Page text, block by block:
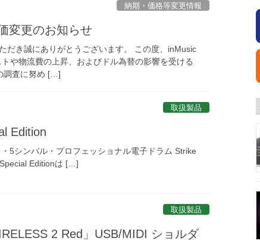
納期・価格等変更情報
変更のお知らせ
だき誠にありがとうございます。 この度、inMusic
や物流費の上昇、およびドル為替の影響を受ける
調査に努め […]
取扱製品
Edition
5シンバル・プロフェッショナル電子ドラム Strike
Editionは […]
取扱製品
2 Red」USB/MIDI ショルダ